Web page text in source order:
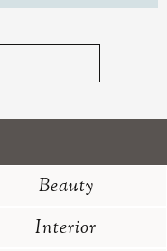
Beauty
Interior